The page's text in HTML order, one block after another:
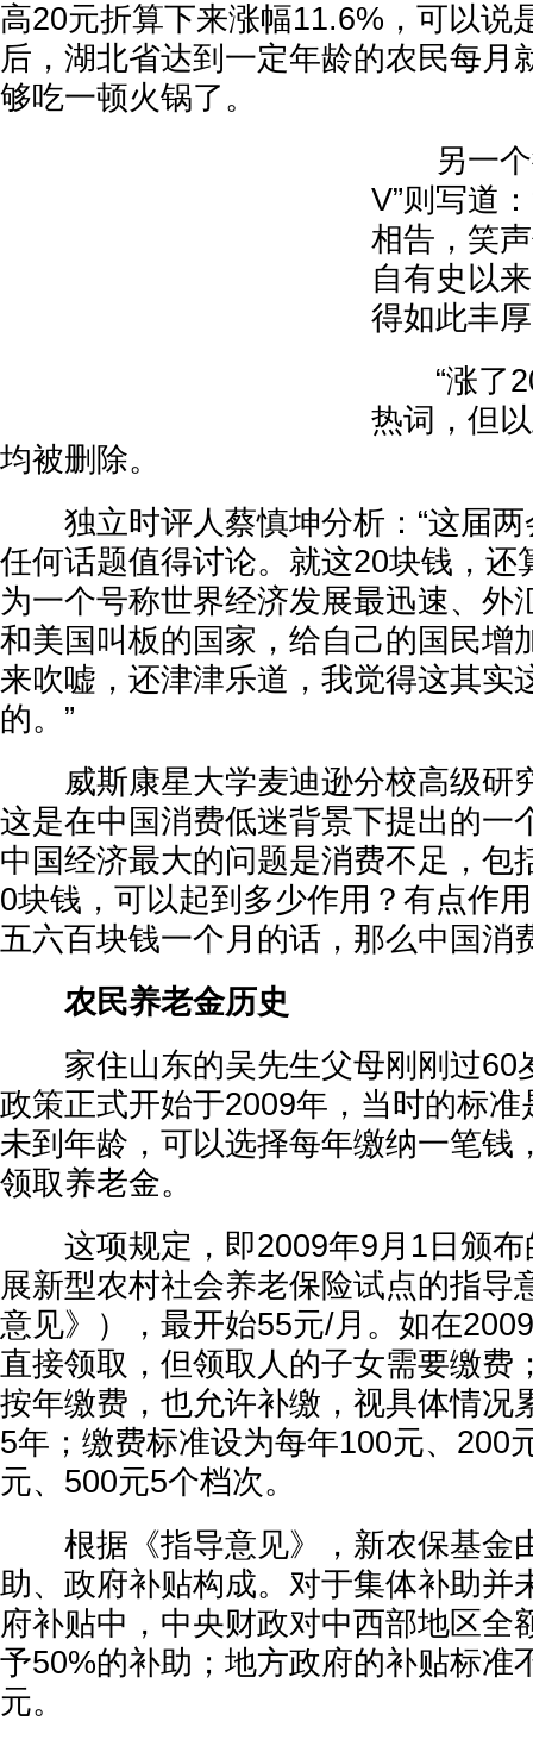
高20元折算下来涨幅11.6%，可以说
后，湖北省达到一定年龄的农民每月
够吃一顿火锅了。
另一个
V”则写道
相告，笑
自有史以
得如此丰
“涨了20
热词，但
均被删除。
独立时评人蔡慎坤分析：“这届两
任何话题值得讨论。就这20块钱，还
为一个号称世界经济发展最迅速、外
和美国叫板的国家，给自己的国民增
来吹嘘，还津津乐道，我觉得这其实
的。”
威斯康星大学麦迪逊分校高级研
这是在中国消费低迷背景下提出的一
中国经济最大的问题是消费不足，包
0块钱，可以起到多少作用？有点作
五六百块钱一个月的话，那么中国消
农民养老金历史
家住山东的吴先生父母刚刚过60
政策正式开始于2009年，当时的标
未到年龄，可以选择每年缴纳一笔钱
领取养老金。
这项规定，即2009年9月1日颁布
展新型农村社会养老保险试点的指导
意见》），最开始55元/月。如在
直接领取，但领取人的子女需要缴费
按年缴费，也允许补缴，视具体情况
5年；缴费标准设为每年100元、200
元、500元5个档次。
根据《指导意见》，新农保基金
助、政府补贴构成。对于集体补助并
府补贴中，中央财政对中西部地区全
予50%的补助；地方政府的补贴标准
元。